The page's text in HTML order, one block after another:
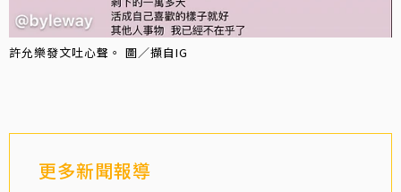
許允樂發文吐心聲。 圖／擷自IG
更多新聞報導